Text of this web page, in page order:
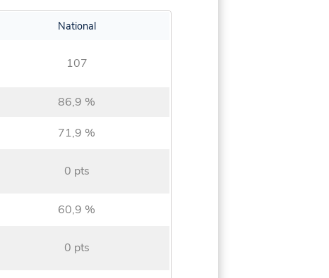
National
107
86,9 %
71,9 %
0 pts
60,9 %
0 pts